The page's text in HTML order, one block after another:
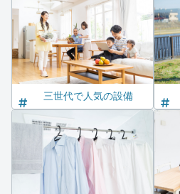
三世代で人気の設備